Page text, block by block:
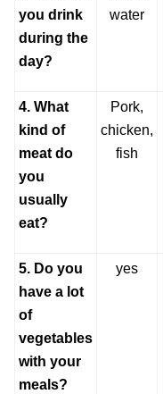
you drink
during the
day?
water
4. What
kind of
meat do
you
usually
eat?
Pork,
chicken,
fish
5. Do you
have a lot
of
vegetables
with your
meals?
yes